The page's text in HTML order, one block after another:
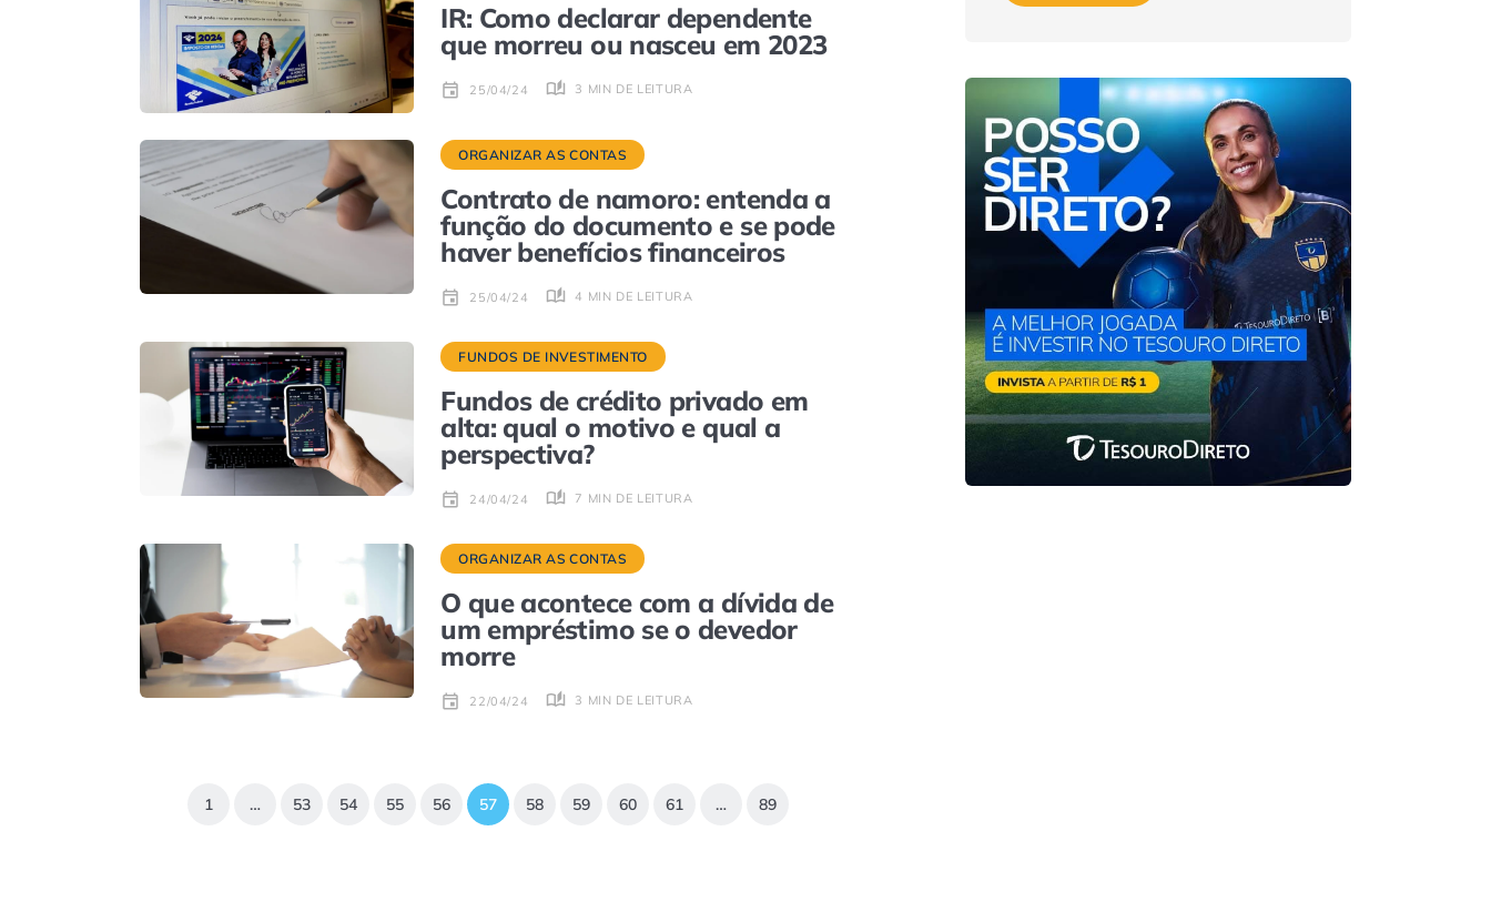
IR: Como declarar dependente
que morreu ou nasceu em 2023
25/04/24 3 MIN DE LEITURA
ORGANIZAR AS CONTAS
Contrato de namoro: entenda a
função do documento e se pode
haver benefícios financeiros
25/04/24 4 MIN DE LEITURA
FUNDOS DE INVESTIMENTO
Fundos de crédito privado em
alta: qual o motivo e qual a
perspectiva?
24/04/24 7 MIN DE LEITURA
ORGANIZAR AS CONTAS
O que acontece com a dívida de
um empréstimo se o devedor
morre
22/04/24 3 MIN DE LEITURA
1 … 53 54 55 56 57 58 59 60 61 … 89